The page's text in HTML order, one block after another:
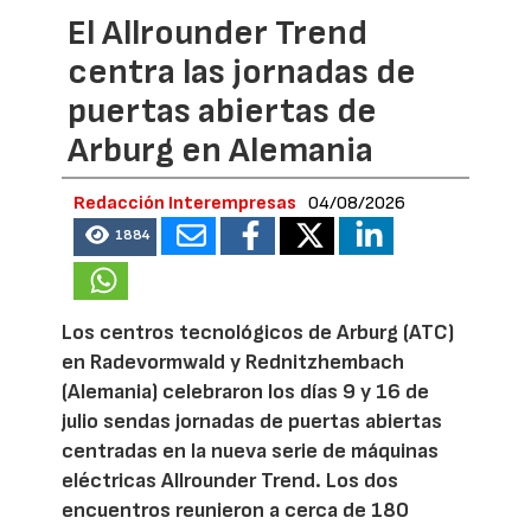
El Allrounder Trend
centra las jornadas de
puertas abiertas de
Arburg en Alemania
Redacción Interempresas 04/08/2026
1884
Los centros tecnológicos de Arburg (ATC)
en Radevormwald y Rednitzhembach
(Alemania) celebraron los días 9 y 16 de
julio sendas jornadas de puertas abiertas
centradas en la nueva serie de máquinas
eléctricas Allrounder Trend. Los dos
encuentros reunieron a cerca de 180